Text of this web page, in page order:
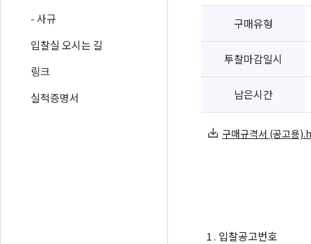
- 사규
입찰실 오시는 길
링크
실적증명서
구매유형
투찰마감일시
남은시간
구매규격서 (공고용
1 . 입찰공고번호